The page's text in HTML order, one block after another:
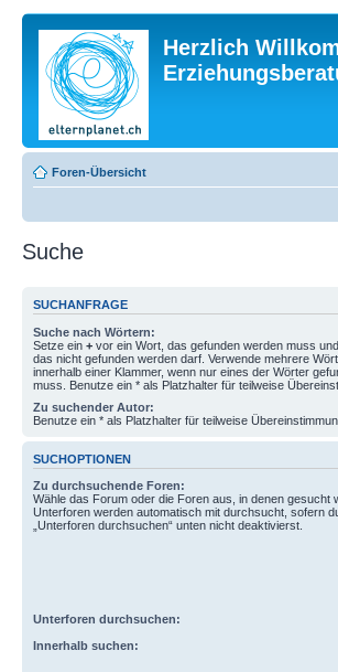
Herzlich
Foren-Übersicht
Suche
SUCHANFRAGE
Suche nach Wörtern:
Setze ein + vor ein Wort, das gefunden werden muss
das nicht gefunden werden darf. Verwende mehrere
innerhalb einer Klammer, wenn nur eines der Wörter
muss. Benutze ein * als Platzhalter für teilweise
Zu suchender Autor:
Benutze ein * als Platzhalter für teilweise
SUCHOPTIONEN
Zu durchsuchende Foren:
Wähle das Forum oder die Foren aus, in denen gesucht
Unterforen werden automatisch mit durchsucht, sofern
„Unterforen durchsuchen“ unten nicht deaktivierst.
Unterforen durchsuchen:
Innerhalb suchen: